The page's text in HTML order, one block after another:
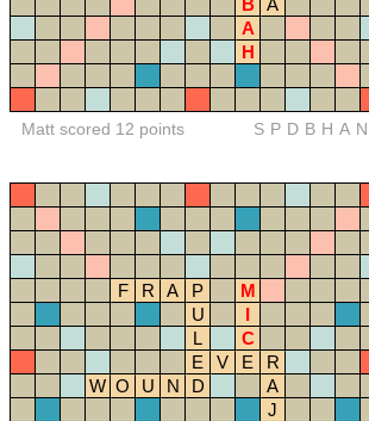
B
A
A
H
Matt scored 12 points SPDBHAN
F R A P
M
U
I
L
C
E
V E
R
W O U N D
A
J